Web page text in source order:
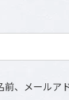
、メールア